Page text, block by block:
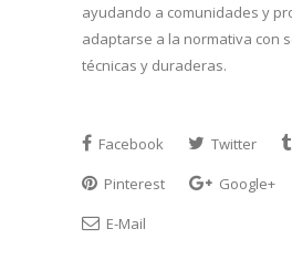
ayudando a comunidades y
adaptarse a la normativa con
técnicas y duraderas.
Facebook Twitter
Pinterest
Google+
E-Mail